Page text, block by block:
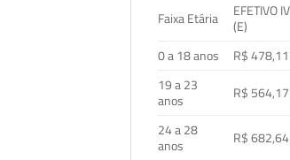
Faixa Etária
EFETIVO
(E)
0 a 18 anos
R$ 478,11
19 a 23
anos
R$ 564,17
24 a 28
anos
R$ 682,64